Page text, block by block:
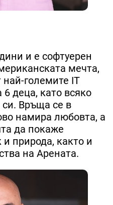
и е софтуерен
мечта,
най-големите IT
деца, като всяко
​Връща се в
намира любовта, а
да покаже
природа, както и
на Арената.